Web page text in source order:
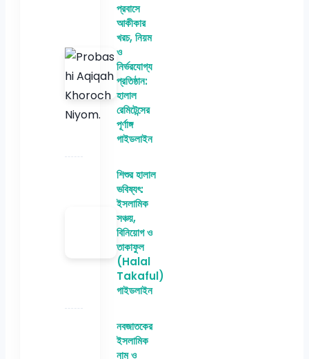
প্রবাসে
আকীকার
খরচ, নিয়ম
ও
নির্ভরযোগ্য
প্রতিষ্ঠান:
হালাল
রেমিটেন্সের
পূর্ণাঙ্গ
গাইডলাইন
শিশুর হালাল
ভবিষ্যৎ:
ইসলামিক
সঞ্চয়,
বিনিয়োগ ও
তাকাফুল
(Halal
Takaful)
গাইডলাইন
নবজাতকের
ইসলামিক
নাম ও